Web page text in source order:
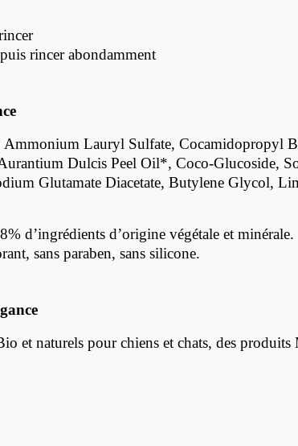
rincer abondamment
Lauryl Sulfate, Cocamidopropyl
Dulcis Peel Oil*, Coco-Glucoside,
Glutamate Diacetate, Butylene Glycol,
d’ingrédients d’origine végétale et minérale.
sans paraben, sans silicone.
et naturels pour chiens et chats, des